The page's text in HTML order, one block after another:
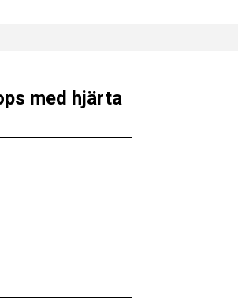
med hjärta